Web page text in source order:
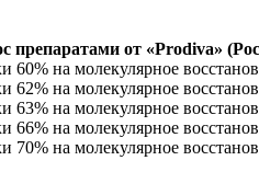
препаратами от «Prodiva»
60% на молекулярное
62% на молекулярное
63% на молекулярное
66% на молекулярное
на молекулярное